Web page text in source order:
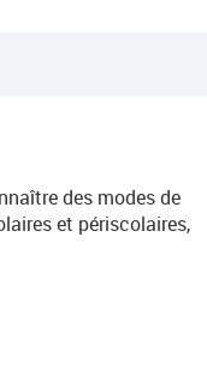
des modes de
et périscolaires,